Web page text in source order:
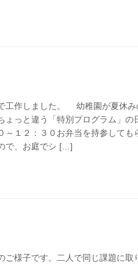
工作しました。 幼稚園が夏休み
ょっと違う「特別プログラム」の
～１２：３０お弁当を持参しても
で、お庭でシ […]
ご様子です。二人で同じ課題に取